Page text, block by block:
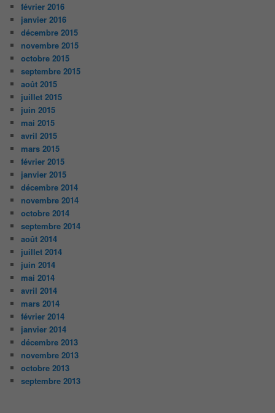
février 2016
janvier 2016
décembre 2015
novembre 2015
octobre 2015
septembre 2015
août 2015
juillet 2015
juin 2015
mai 2015
avril 2015
mars 2015
février 2015
janvier 2015
décembre 2014
novembre 2014
octobre 2014
septembre 2014
août 2014
juillet 2014
juin 2014
mai 2014
avril 2014
mars 2014
février 2014
janvier 2014
décembre 2013
novembre 2013
octobre 2013
septembre 2013